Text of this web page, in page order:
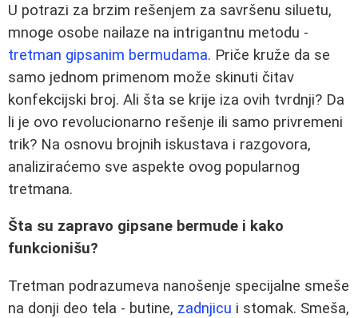
U potrazi za brzim rešenjem za savršenu siluetu,
mnoge osobe nailaze na intrigantnu metodu -
tretman gipsanim bermudama. Priče kruže da se
samo jednom primenom može skinuti čitav
konfekcijski broj. Ali šta se krije iza ovih tvrdnji? Da
li je ovo revolucionarno rešenje ili samo privremeni
trik? Na osnovu brojnih iskustava i razgovora,
analiziraćemo sve aspekte ovog popularnog
tretmana.
Šta su zapravo gipsane bermude i kako
funkcionišu?
Tretman podrazumeva nanošenje specijalne smeše
na donji deo tela - butine, zadnjicu i stomak. Smeša,